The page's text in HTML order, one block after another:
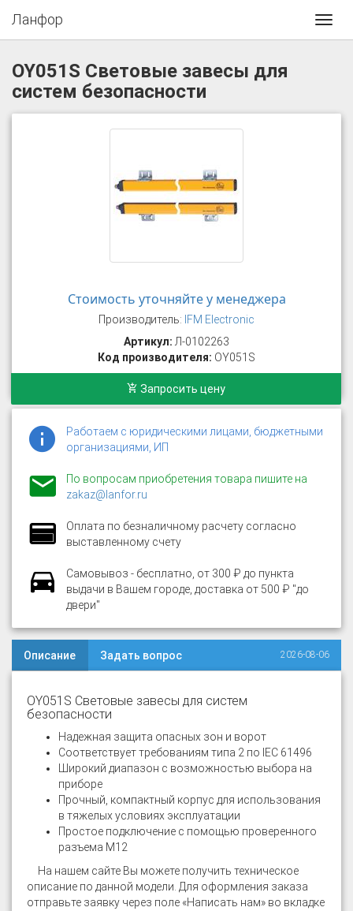
Ланфор
OY051S Световые завесы для
систем безопасности
Стоимость уточняйте у менеджера
Производитель: IFM Electronic
Артикул: Л-0102263
Код производителя: OY051S
Запросить цену
Работаем с юридическими лицами, бюджетными
организациями, ИП
По вопросам приобретения товара пишите на
zakaz@lanfor.ru
Оплата по безналичному расчету согласно
выставленному счету
Самовывоз - бесплатно, от 300 ₽ до пункта
выдачи в Вашем городе, доставка от 500 ₽ "до
двери"
Описание Задать вопрос 2026-08-06
OY051S Световые завесы для систем
безопасности
Надежная защита опасных зон и ворот
Соответствует требованиям типа 2 по IEC 61496
Широкий диапазон с возможностью выбора на
приборе
Прочный, компактный корпус для использования
в тяжелых условиях эксплуатации
Простое подключение с помощью проверенного
разъема М12
На нашем сайте Вы можете получить техническое
описание по данной модели. Для оформления заказа
отправьте заявку через поле «Написать нам» во вкладке